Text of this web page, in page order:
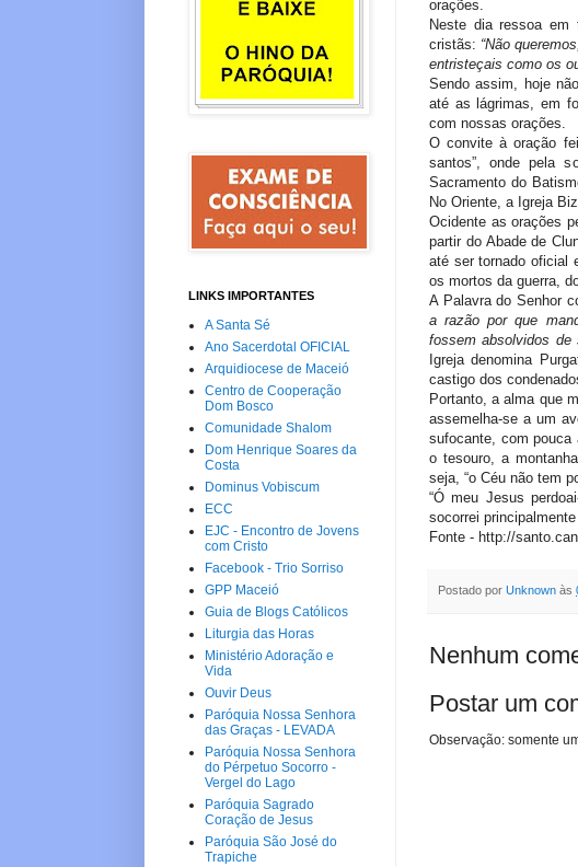
orações.
Neste dia ressoa em
cristãs: “Não
entristeçais como os
Sendo assim, hoje
até as lágrimas, em
com nossas orações.
O convite à oração
santos”, onde pela
Sacramento do
No Oriente, a Igreja
Ocidente as orações
partir do Abade de
até ser tornado oficial
os mortos da guerra,
A Palavra do Senhor
a razão por que
fossem absolvidos de
Igreja denomina
castigo dos
Portanto, a alma que
assemelha-se a um
sufocante, com pouca
o tesouro, a
seja, “o Céu não tem
“Ó meu Jesus
socorrei
Fonte - http://
Postado por Unknown às
Nenhum
Postar um
Observação: somente
LINKS IMPORTANTES
A Santa Sé
Ano Sacerdotal OFICIAL
Arquidiocese de Maceió
Centro de Cooperação
Dom Bosco
Comunidade Shalom
Dom Henrique Soares da
Costa
Dominus Vobiscum
ECC
EJC - Encontro de Jovens
com Cristo
Facebook - Trio Sorriso
GPP Maceió
Guia de Blogs Católicos
Liturgia das Horas
Ministério Adoração e
Vida
Ouvir Deus
Paróquia Nossa Senhora
das Graças - LEVADA
Paróquia Nossa Senhora
do Pérpetuo Socorro -
Vergel do Lago
Paróquia Sagrado
Coração de Jesus
Paróquia São José do
Trapiche